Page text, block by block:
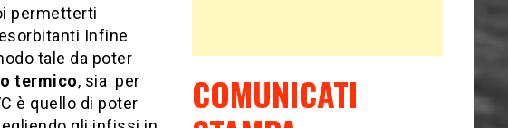
permetterti
Infine
tale da poter
termico, sia per
è quello di poter
COMUNICATI